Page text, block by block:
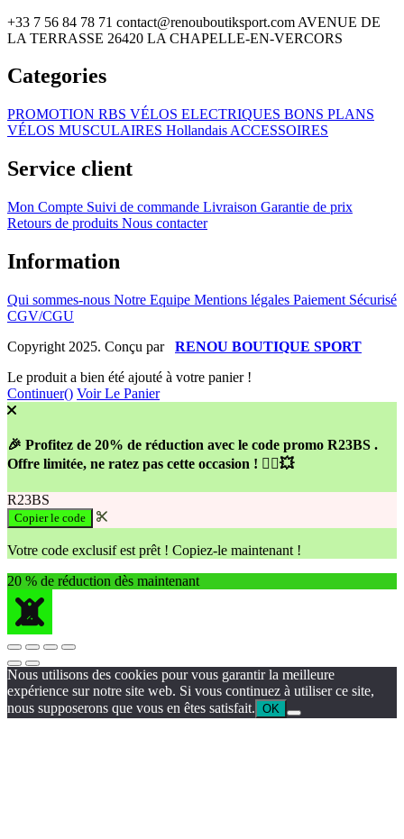
+33 7 56 84 78 71 contact@renouboutiksport.com AVENUE DE
LA TERRASSE 26420 LA CHAPELLE-EN-VERCORS
Categories
PROMOTION RBS VÉLOS ELECTRIQUES BONS PLANS
VÉLOS MUSCULAIRES Hollandais ACCESSOIRES
Service client
Mon Compte Suivi de commande Livraison Garantie de prix
Retours de produits Nous contacter
Information
Qui sommes-nous Notre Equipe Mentions légales Paiement Sécurisé
CGV/CGU
Copyright 2025. Conçu par RENOU BOUTIQUE SPORT
Le produit a bien été ajouté à votre panier !
Continuer() Voir Le Panier
🎉 Profitez de 20% de réduction avec le code promo R23BS .
Offre limitée, ne ratez pas cette occasion ! 🚴‍♂️💥
R23BS
Copier le code
Votre code exclusif est prêt ! Copiez-le maintenant !
20 % de réduction dès maintenant
Nous utilisons des cookies pour vous garantir la meilleure
expérience sur notre site web. Si vous continuez à utiliser ce site,
nous supposerons que vous en êtes satisfait. OK